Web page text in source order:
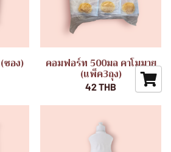
ซอง) คอมฟอร์ท 500มล คาโมมาย
(แพ็ค3ถุง)
42 THB